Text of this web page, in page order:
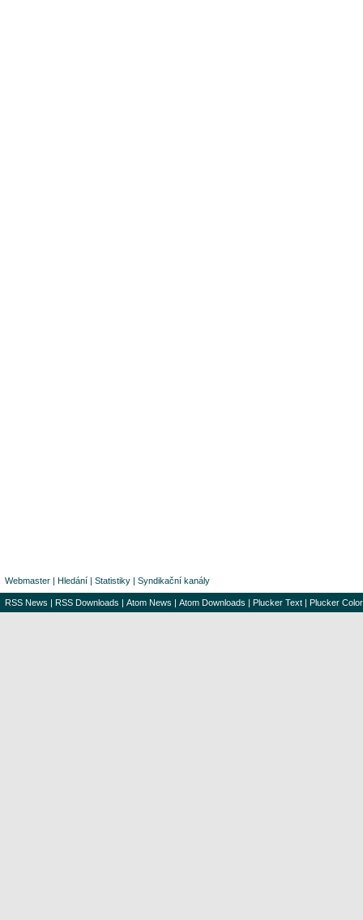
Webmaster | Hledání | Statistiky | Syndikační kanály
RSS News | RSS Downloads | Atom News | Atom Downloads | Plucker Text | Plucker Color